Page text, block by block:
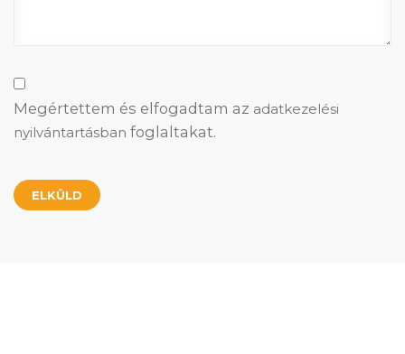
Megértettem és elfogadtam az adatkezelési
nyilvántartásban foglaltakat.